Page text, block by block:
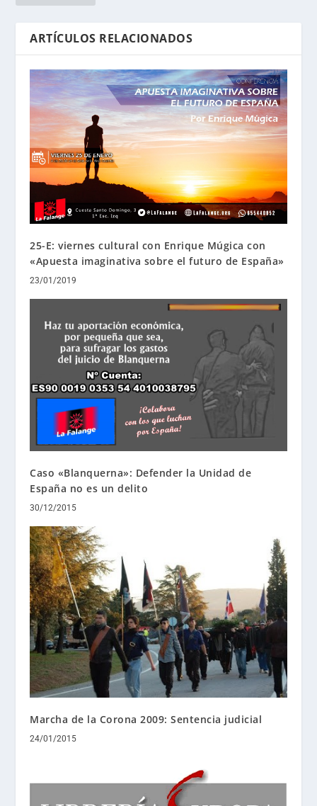
ARTÍCULOS RELACIONADOS
25-E: viernes cultural con Enrique Múgica con
«Apuesta imaginativa sobre el futuro de España»
23/01/2019
Caso «Blanquerna»: Defender la Unidad de
España no es un delito
30/12/2015
Marcha de la Corona 2009: Sentencia judicial
24/01/2015